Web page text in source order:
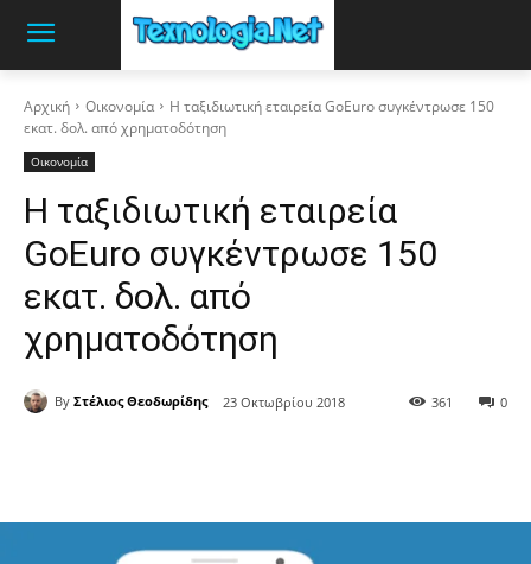
Αρχική Οικονομία
Η ταξιδιωτική εταιρεία GoEuro συγκέντρωσε 150
εκατ. δολ. από χρηματοδότηση
Οικονομία
Η ταξιδιωτική εταιρεία
GoEuro συγκέντρωσε 150
εκατ. δολ. από
χρηματοδότηση
By Στέλιος Θεοδωρίδης 23 Οκτωβρίου 2018 0
361